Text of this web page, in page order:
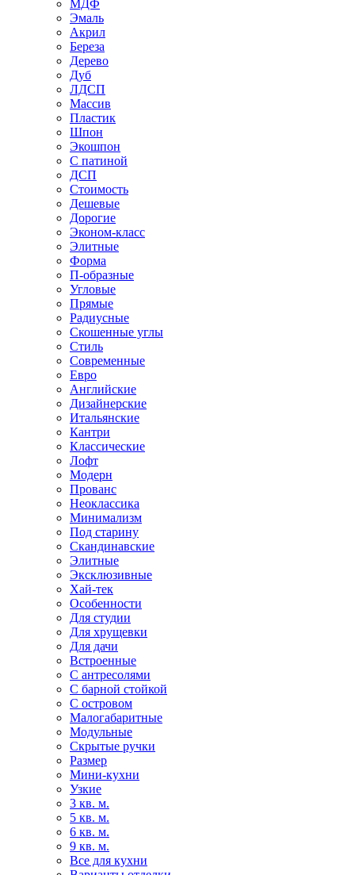
МДФ
Эмаль
Акрил
Береза
Дерево
Дуб
ЛДСП
Массив
Пластик
Шпон
Экошпон
С патиной
ДСП
Стоимость
Дешевые
Дорогие
Эконом-класс
Элитные
Форма
П-образные
Угловые
Прямые
Радиусные
Скошенные углы
Стиль
Современные
Евро
Английские
Дизайнерские
Итальянские
Кантри
Классические
Лофт
Модерн
Прованс
Неоклассика
Минимализм
Под старину
Скандинавские
Элитные
Эксклюзивные
Хай-тек
Особенности
Для студии
Для хрущевки
Для дачи
Встроенные
С антресолями
С барной стойкой
С островом
Малогабаритные
Модульные
Скрытые ручки
Размер
Мини-кухни
Узкие
3 кв. м.
5 кв. м.
6 кв. м.
9 кв. м.
Все для кухни